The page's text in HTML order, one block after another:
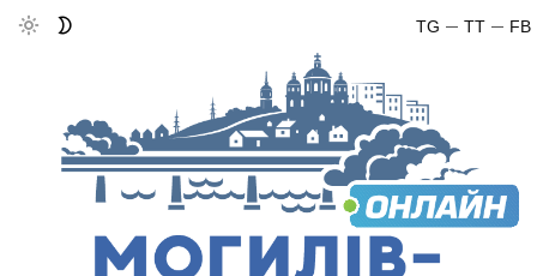
FB
TT
TG